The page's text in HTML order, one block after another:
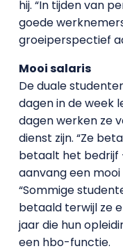
hij. “In tijden van
goede
groeiperspectief
Mooi salaris
De duale
dagen in de week
dagen werken ze
dienst zijn. “Ze
betaalt het bedrijf
aanvang een mooi
“Sommige
betaald terwijl ze
jaar die hun
een hbo-functie.